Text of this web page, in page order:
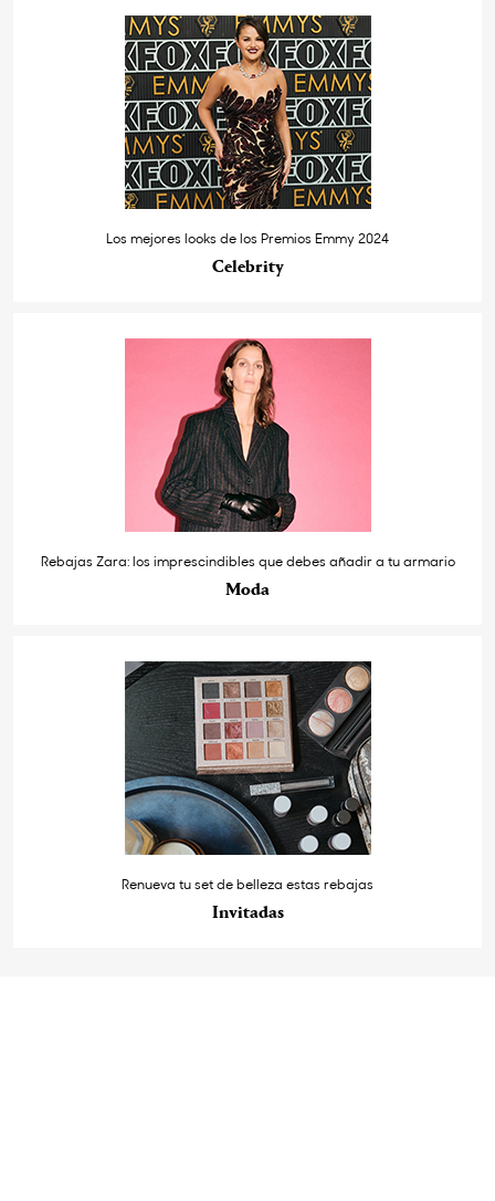
Los mejores looks de los Premios Emmy 2024
Celebrity
Rebajas Zara: los imprescindibles que debes añadir a tu armario
Moda
Renueva tu set de belleza estas rebajas
Invitadas